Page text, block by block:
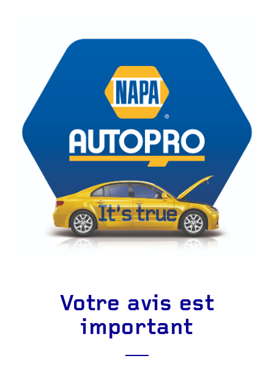
Votre avis est
important